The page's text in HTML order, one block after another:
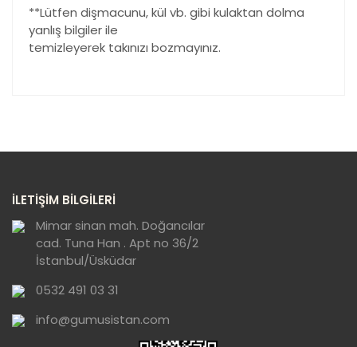
**Lütfen dişmacunu, kül vb. gibi kulaktan dolma
yanlış bilgiler ile
temizleyerek takınızı bozmayınız.
görüntülenemiyor.
Ürün açıklamasında eksik bilgiler bulunuyor.
Ürün bilgilerinde hatalar bulunuyor.
Ürün fiyatı diğer sitelerden daha pahalı.
Bu ürüne benzer farklı alternatifler olmalı.
İLETİŞİM BİLGİLERİ
Mimar sinan mah. Doğancılar
cad. Tuna Han . Apt no 36/2
İstanbul/Üsküdar
0532 491 03 31
info@gumusistan.com